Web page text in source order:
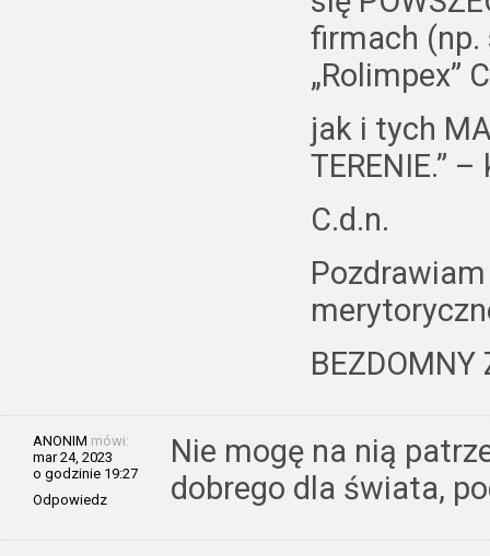
firmach (np.
„Rolimpex”
jak i tych
TERENIE.”
C.d.n.
BEZDOMNY
ANONIM mówi:
mar 24, 2023
o godzinie 19:27
Odpowiedz
Nie mogę na nią
dobrego dla świata,